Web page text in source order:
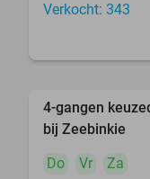
Verkocht: 343
4-gangen
bij Zeebinkie
Do
Vr
Za